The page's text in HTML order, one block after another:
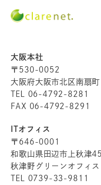
大阪本社
〒530-0052
大阪府大阪市北区南扇
TEL 06-4792-8281
FAX 06-4792-8291
ITオフィス
〒646-0001
和歌山県田辺市上秋津
秋津野グリーンオフィス
TEL 0739-33-9811